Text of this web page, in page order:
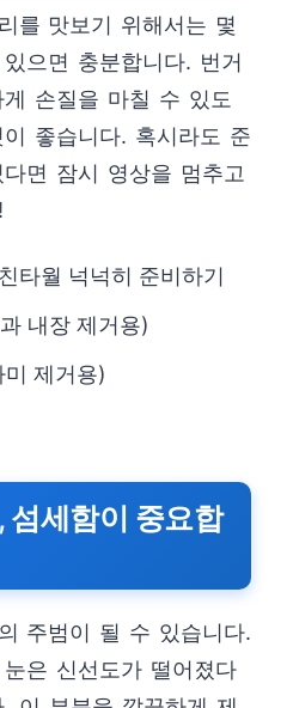
를 맛보기 위해서는 몇
으면 충분합니다. 번거
손질을 마칠 수 있도
좋습니다. 혹시라도 준
면 잠시 영상을 멈추고
타월 넉넉히 준비하기
내장 제거용)
제거용)
섬세함이 중요합
주범이 될 수 있습니다.
은 신선도가 떨어졌다